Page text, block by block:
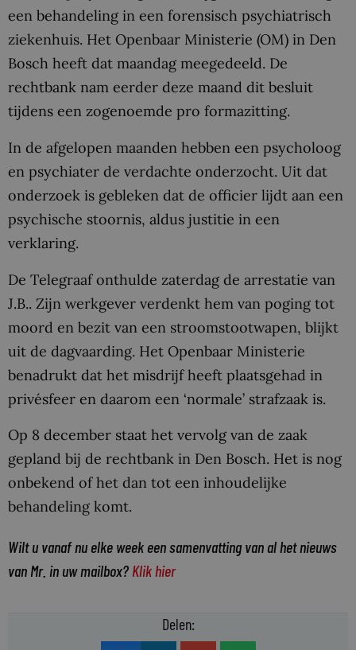
een behandeling in een forensisch psychiatrisch
ziekenhuis. Het Openbaar Ministerie (OM) in Den
Bosch heeft dat maandag meegedeeld. De
rechtbank nam eerder deze maand dit besluit
tijdens een zogenoemde pro formazitting.
In de afgelopen maanden hebben een psycholoog
en psychiater de verdachte onderzocht. Uit dat
onderzoek is gebleken dat de officier lijdt aan een
psychische stoornis, aldus justitie in een
verklaring.
De Telegraaf onthulde zaterdag de arrestatie van
J.B.. Zijn werkgever verdenkt hem van poging tot
moord en bezit van een stroomstootwapen, blijkt
uit de dagvaarding. Het Openbaar Ministerie
benadrukt dat het misdrijf heeft plaatsgehad in
privésfeer en daarom een ‘normale’ strafzaak is.
Op 8 december staat het vervolg van de zaak
gepland bij de rechtbank in Den Bosch. Het is nog
onbekend of het dan tot een inhoudelijke
behandeling komt.
Wilt u vanaf nu elke week een samenvatting van al het nieuws
van Mr. in uw mailbox? Klik hier
Delen: